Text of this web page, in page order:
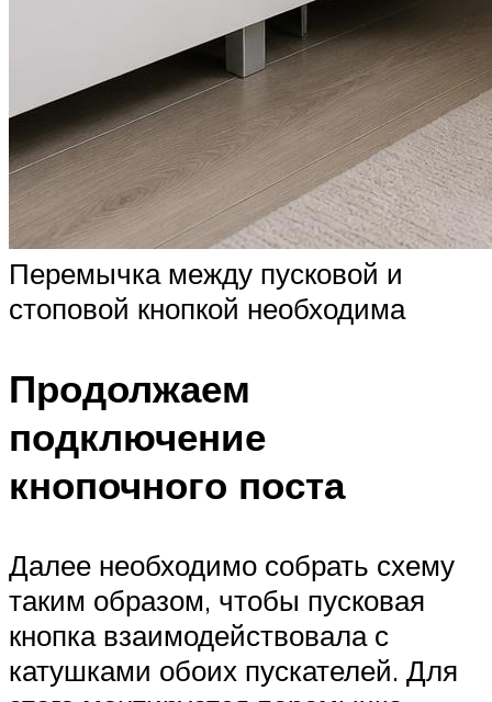
Перемычка между пусковой и
стоповой кнопкой необходима
Продолжаем
подключение
кнопочного поста
Далее необходимо собрать схему
таким образом, чтобы пусковая
кнопка взаимодействовала с
катушками обоих пускателей. Для